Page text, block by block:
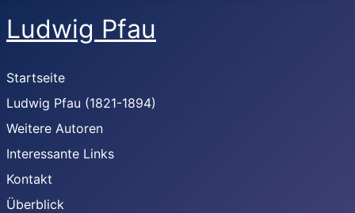
Ludwig Pfau
Startseite
Ludwig Pfau (1821-1894)
Weitere Autoren
Interessante Links
Kontakt
Überblick